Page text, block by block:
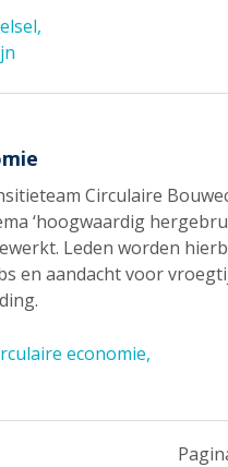
Circulaire
‘hoogwaardig
Leden worden
en aandacht voor
economie